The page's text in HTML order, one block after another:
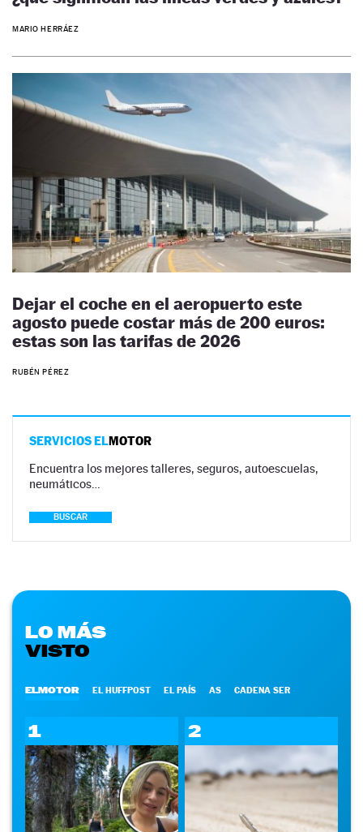
MARIO HERRÁEZ
Dejar el coche en el aeropuerto este
agosto puede costar más de 200 euros:
estas son las tarifas de 2026
RUBÉN PÉREZ
SERVICIOS ELMOTOR
Encuentra los mejores talleres, seguros, autoescuelas,
neumáticos…
BUSCAR
LO MÁS
VISTO
ELMOTOR EL HUFFPOST EL PAÍS AS CADENA SER
1 2